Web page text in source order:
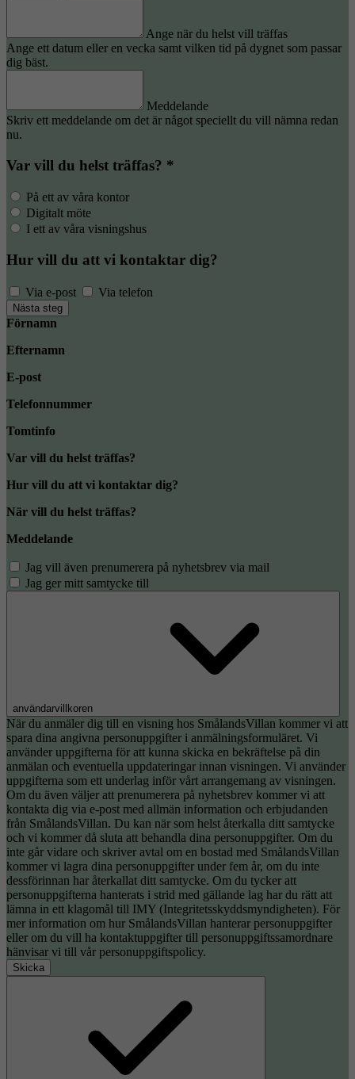
Ange när du helst vill träffas
Ange ett datum eller en vecka samt vilken tid på dygnet som passar
dig bäst.
Meddelande
Skriv ett meddelande om det är något speciellt du vill nämna redan
nu.
Var vill du helst träffas? *
På ett av våra kontor
Digitalt möte
I ett av våra visningshus
Hur vill du att vi kontaktar dig?
Via e-post Via telefon
Nästa steg
Förnamn
Efternamn
E-post
Telefonnummer
Tomtinfo
Var vill du helst träffas?
Hur vill du att vi kontaktar dig?
När vill du helst träffas?
Meddelande
Jag vill även prenumerera på nyhetsbrev via mail
Jag ger mitt samtycke till
användarvillkoren
När du anmäler dig till en visning hos SmålandsVillan kommer vi att
spara dina angivna personuppgifter i anmälningsformuläret. Vi
använder uppgifterna för att kunna skicka en bekräftelse på din
anmälan och eventuella uppdateringar innan visningen. Vi använder
uppgifterna som ett underlag inför vårt arrangemang av visningen.
Om du även väljer att prenumerera på nyhetsbrev kommer vi att
kontakta dig via e-post med allmän information och erbjudanden
från SmålandsVillan. Du kan när som helst återkalla ditt samtycke
och vi kommer då sluta att behandla dina personuppgifter. Om du
inte går vidare och skriver avtal om en bostad med SmålandsVillan
kommer vi lagra dina personuppgifter under fem år, om du inte
dessförinnan har återkallat ditt samtycke. Om du tycker att
personuppgifterna hanterats i strid med gällande lag har du rätt att
lämna in ett klagomål till IMY (Integritetsskyddsmyndigheten). För
mer information om hur SmålandsVillan hanterar personuppgifter
eller om du vill ha kontaktuppgifter till personuppgiftssamordnare
hänvisar vi till vår personuppgiftspolicy.
Skicka